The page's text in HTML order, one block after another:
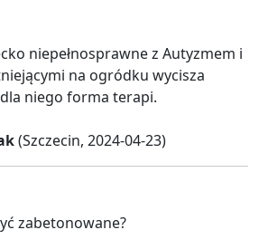
niepełnosprawne z Autyzmem i
na ogródku wycisza
niego forma terapi.
(Szczecin, 2024-04-23)
zabetonowane?